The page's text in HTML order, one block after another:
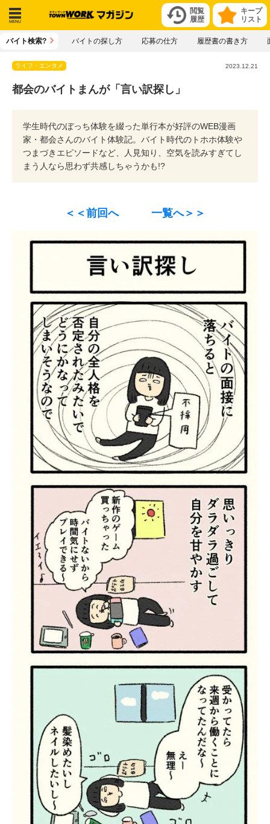
キープ
リスト
閲覧
履歴
メニ
バイト検索? バイトの探し方 応募の仕方 履歴書の書き方
ライフ・エンタメ 2023.12.21
都会のバイトまんが「言い訳探し」
学生時代のぼっち体験を綴った単行本が好評のWEB漫画
家・都会さんのバイト体験記。バイト時代のトホホ体験や
つまづきエピソードなど、人見知り、空気を読みすぎてし
まう人なら思わず共感しちゃうかも!?
＜＜前回へ 一覧へ＞＞